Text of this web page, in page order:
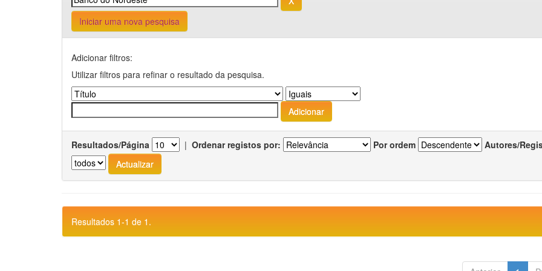
Iniciar uma nova pesquisa
Adicionar filtros:
Utilizar filtros para refinar o resultado da pesquisa.
Resultados/Página | Ordenar registos por: Por ordem Autores/
Resultados 1-1 de 1.